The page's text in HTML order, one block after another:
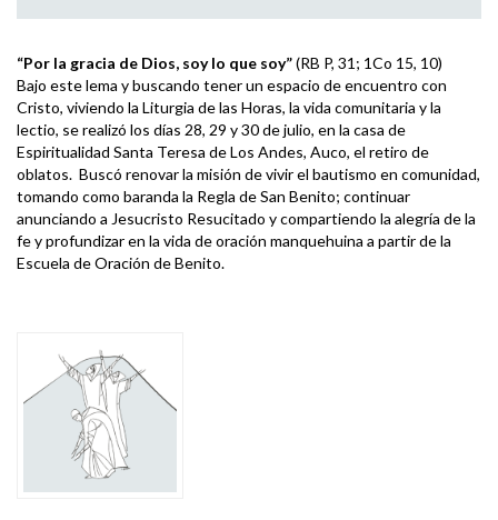
“Por la gracia de Dios, soy lo que soy”(RB P, 31; 1Co 15, 10)
Bajo este lema y buscando tener un espacio de encuentro con
Cristo, viviendo la Liturgia de las Horas, la vida comunitaria y la
lectio, se realizó los días 28, 29 y 30 de julio, en la casa de
Espiritualidad Santa Teresa de Los Andes, Auco, el retiro de
oblatos. Buscó renovar la misión de vivir el bautismo en comunidad,
tomando como baranda la Regla de San Benito; continuar
anunciando a Jesucristo Resucitado y compartiendo la alegría de la
fe y profundizar en la vida de oración manquehuina a partir de la
Escuela de Oración de Benito.